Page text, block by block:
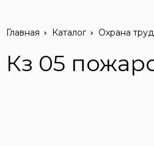
Главная Каталог Охрана
Кз 05